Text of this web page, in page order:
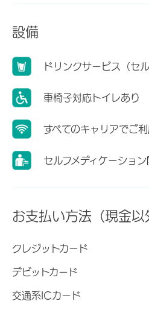
設備
ドリンクサービス（セル
車椅子対応トイレあり
すべてのキャリアでご
セルフメディケーショ
お支払い方法（現金以
クレジットカード
デビットカード
交通系ICカード